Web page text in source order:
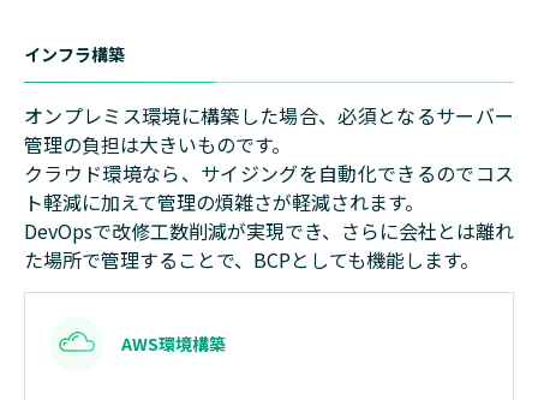
インフラ構築
オンプレミス環境に構築した場合、必須となるサーバー
管理の負担は大きいものです。
クラウド環境なら、サイジングを自動化できるのでコス
ト軽減に加えて管理の煩雑さが軽減されます。
DevOpsで改修工数削減が実現でき、さらに会社とは離れ
た場所で管理することで、BCPとしても機能します。
AWS環境構築